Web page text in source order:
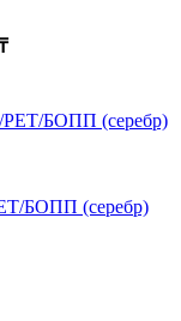
БОПП (серебр)